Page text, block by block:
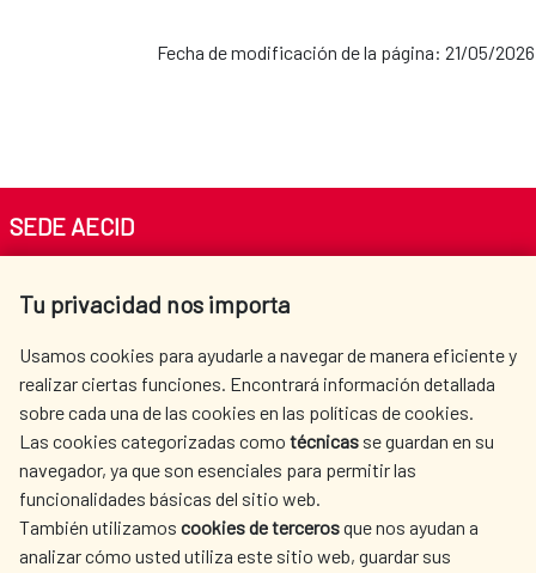
Fecha de modificación de la página: 21/05/2026
Tu privacidad nos importa
Usamos cookies para ayudarle a navegar de manera eficiente y
realizar ciertas funciones. Encontrará información detallada
sobre cada una de las cookies en las políticas de cookies.
Las cookies categorizadas como técnicas se guardan en su
navegador, ya que son esenciales para permitir las
funcionalidades básicas del sitio web.
También utilizamos cookies de tercerosque nos ayudan a
analizar cómo usted utiliza este sitio web, guardar sus
SEDE AECID
Tel. +34 900 20 30 54​​​​​​​
AECID
WHERE DO WE COOPERATE?
SPANISH HUMANITARIAN
ACTION
PRESS ROOM
CULTURE AND SCIENCE LIBRARY